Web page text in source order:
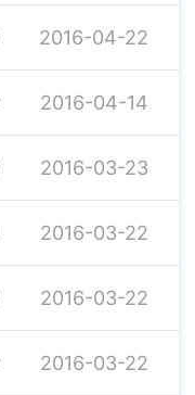
2016-04-22
2016-04-14
2016-03-23
2016-03-22
2016-03-22
2016-03-22